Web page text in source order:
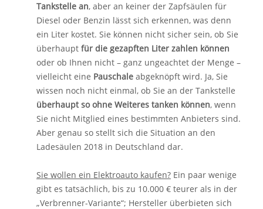
Tankstelle an, aber an keiner der Zapfsäulen für
Diesel oder Benzin lässt sich erkennen, was denn
ein Liter kostet. Sie können nicht sicher sein, ob Sie
überhaupt für die gezapften Liter zahlen können
oder ob Ihnen nicht – ganz ungeachtet der Menge –
vielleicht eine Pauschale abgeknöpft wird. Ja, Sie
wissen noch nicht einmal, ob Sie an der Tankstelle
überhaupt so ohne Weiteres tanken können, wenn
Sie nicht Mitglied eines bestimmten Anbieters sind.
Aber genau so stellt sich die Situation an den
Ladesäulen 2018 in Deutschland dar.
Sie wollen ein Elektroauto kaufen? Ein paar wenige
gibt es tatsächlich, bis zu 10.000 € teurer als in der
„Verbrenner-Variante“; Hersteller überbieten sich